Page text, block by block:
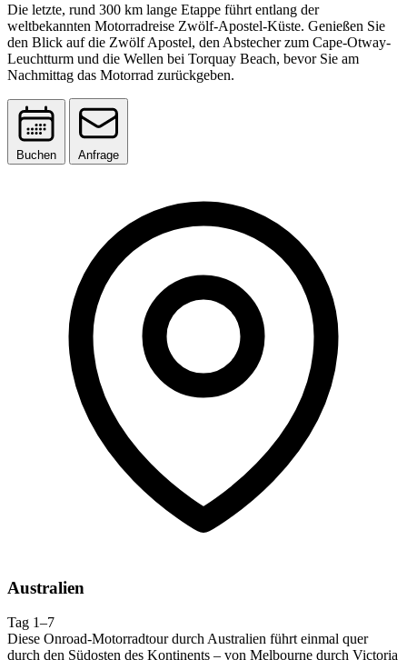
Die letzte, rund 300 km lange Etappe führt entlang der
weltbekannten Motorradreise Zwölf-Apostel-Küste. Genießen Sie
den Blick auf die Zwölf Apostel, den Abstecher zum Cape-Otway-
Leuchtturm und die Wellen bei Torquay Beach, bevor Sie am
Nachmittag das Motorrad zurückgeben.
Buchen Anfrage
Australien
Tag 1–7
Diese Onroad-Motorradtour durch Australien führt einmal quer
durch den Südosten des Kontinents – von Melbourne durch Victoria